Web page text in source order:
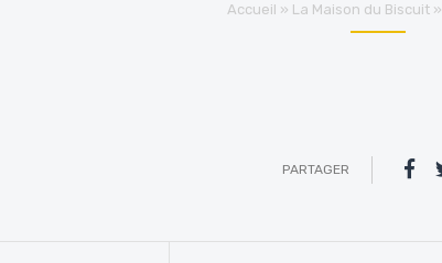
Accueil » La Maison du Biscuit»
PARTAGER